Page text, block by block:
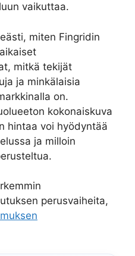
vaikuttaa.
miten Fingridin
mitkä tekijät
ja minkälaisia
on.
kokonaiskuva
hintaa voi hyödyntää
ja milloin
perusvaiheita,